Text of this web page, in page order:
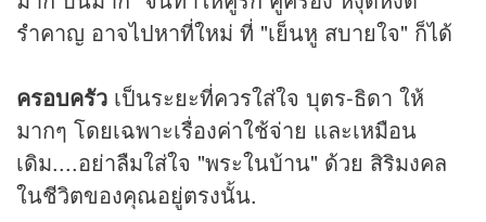
รำคาญ อาจไปหาที่ใหม่ ที่ "เย็นหู สบายใจ" ก็ได้
ครอบครัว เป็นระยะที่ควรใส่ใจ บุตร-ธิดา ให้
มากๆ โดยเฉพาะเรื่องค่าใช้จ่าย และเหมือน
เดิม....อย่าลืมใส่ใจ "พระในบ้าน" ด้วย สิริมงคล
ในชีวิตของคุณอยู่ตรงนั้น.